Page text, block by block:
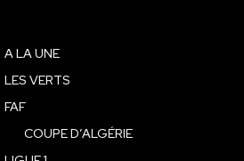
A LA UNE
LES VERTS
FAF
COUPE D’ALGÉRIE